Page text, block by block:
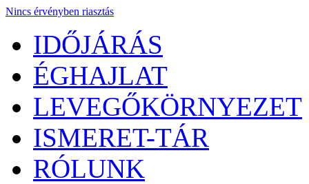
Nincs érvényben riasztás
IDŐJÁRÁS
ÉGHAJLAT
LEVEGŐKÖRNYEZET
ISMERET-TÁR
RÓLUNK